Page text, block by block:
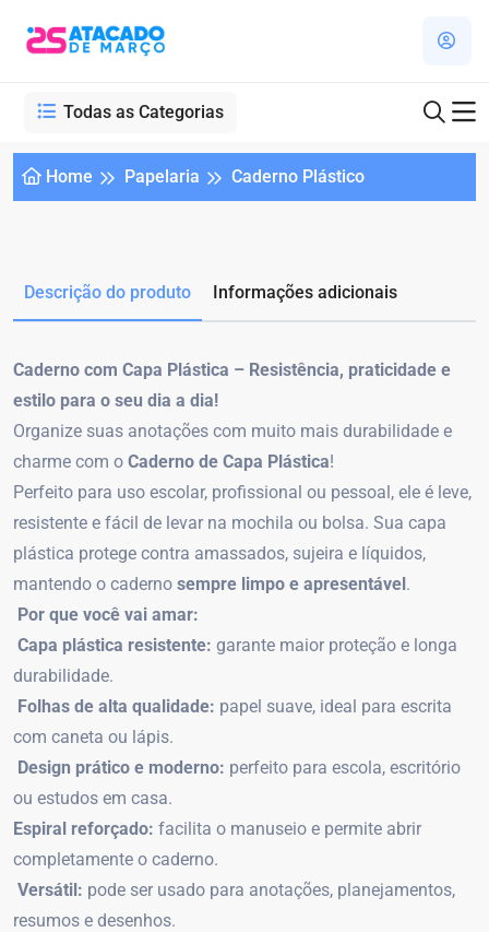
Todas as Categorias
Home Papelaria Caderno Plástico
Descrição do produto Informações adicionais
Caderno com Capa Plástica – Resistência, praticidade e
estilo para o seu dia a dia!
Organize suas anotações com muito mais durabilidade e
charme com o Caderno de Capa Plástica!
Perfeito para uso escolar, profissional ou pessoal, ele é leve,
resistente e fácil de levar na mochila ou bolsa. Sua capa
plástica protege contra amassados, sujeira e líquidos,
mantendo o caderno sempre limpo e apresentável.
Por que você vai amar:
Capa plástica resistente: garante maior proteção e longa
durabilidade.
Folhas de alta qualidade: papel suave, ideal para escrita
com caneta ou lápis.
Design prático e moderno: perfeito para escola, escritório
ou estudos em casa.
Espiral reforçado: facilita o manuseio e permite abrir
completamente o caderno.
Versátil: pode ser usado para anotações, planejamentos,
resumos e desenhos.